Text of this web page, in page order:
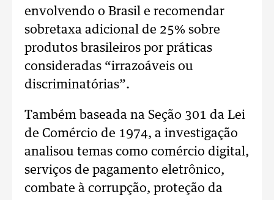
envolvendo o Brasil e recomendar
sobretaxa adicional de 25% sobre
produtos brasileiros por práticas
consideradas “irrazoáveis ou
discriminatórias”.
Também baseada na Seção 301 da Lei
de Comércio de 1974, a investigação
analisou temas como comércio digital,
serviços de pagamento eletrônico,
combate à corrupção, proteção da